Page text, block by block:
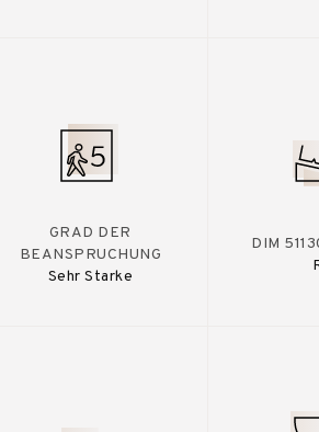
GRAD DER
BEANSPRUCHUNG
Sehr Starke
DIM